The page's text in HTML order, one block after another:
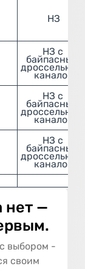
НЗ
НЗ с
байпасным
дроссельным
каналом
НЗ с
байпасным
дроссельным
каналом
НЗ с
байпасным
дроссельным
каналом
нет —
выбором -
своим